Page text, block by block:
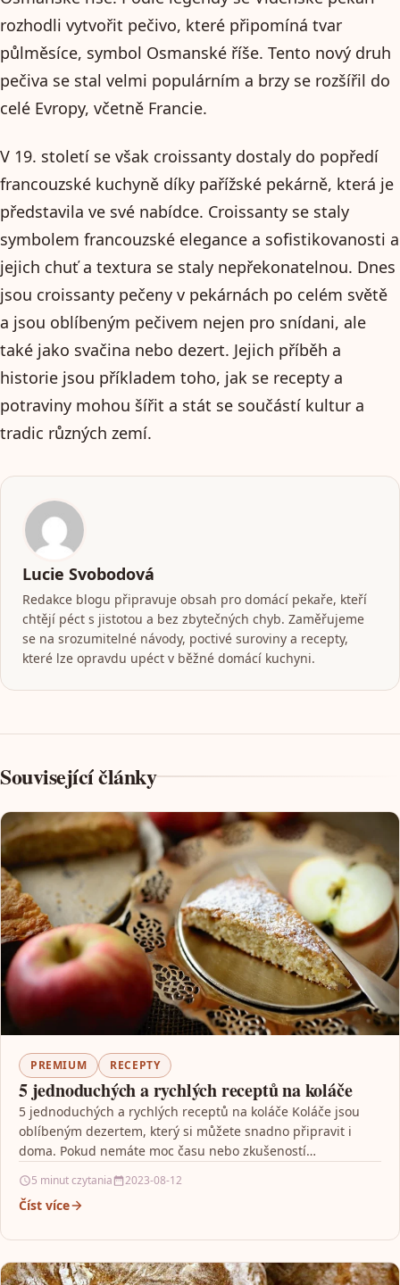
rozhodli vytvořit pečivo, které připomíná tvar
půlměsíce, symbol Osmanské říše. Tento nový druh
pečiva se stal velmi populárním a brzy se rozšířil do
celé Evropy, včetně Francie.
V 19. století se však croissanty dostaly do popředí
francouzské kuchyně díky pařížské pekárně, která je
představila ve své nabídce. Croissanty se staly
symbolem francouzské elegance a sofistikovanosti a
jejich chuť a textura se staly nepřekonatelnou. Dnes
jsou croissanty pečeny v pekárnách po celém světě
a jsou oblíbeným pečivem nejen pro snídani, ale
také jako svačina nebo dezert. Jejich příběh a
historie jsou příkladem toho, jak se recepty a
potraviny mohou šířit a stát se součástí kultur a
tradic různých zemí.
Lucie Svobodová
Redakce blogu připravuje obsah pro domácí pekaře, kteří
chtějí péct s jistotou a bez zbytečných chyb. Zaměřujeme
se na srozumitelné návody, poctivé suroviny a recepty,
které lze opravdu upéct v běžné domácí kuchyni.
Související články
PREMIUM RECEPTY
5 jednoduchých a rychlých receptů na koláče
5 jednoduchých a rychlých receptů na koláče Koláče jsou
oblíbeným dezertem, který si můžete snadno připravit i
doma. Pokud nemáte moc času nebo zkušeností…
5 minut czytania 2023-08-12
Číst více